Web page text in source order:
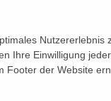
ist mit 1,9
rund zwei
Nutzererlebnis
Ihre Einwilligung
Footer der Website